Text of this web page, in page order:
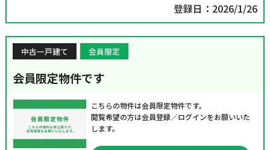
登録日：2026/1/26
中古一戸建て 会員限定
会員限定物件です
こちらの物件は会員限定物件です。
閲覧希望の方は会員登録／ログインをお願いいた
します。